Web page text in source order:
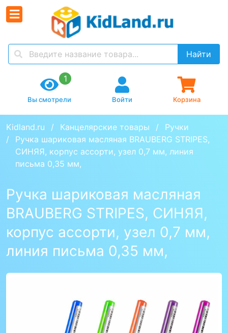
Найти
1
Вы смотрели Войти Корзина
Kidland.ru Канцелярские товары
Ручки
Ручка шариковая масляная BRAUBERG STRIPES,
СИНЯЯ, корпус ассорти, узел 0,7 мм, линия
письма 0,35 мм,
Ручка шариковая масляная
BRAUBERG STRIPES, СИНЯЯ,
корпус ассорти, узел 0,7 мм,
линия письма 0,35 мм,